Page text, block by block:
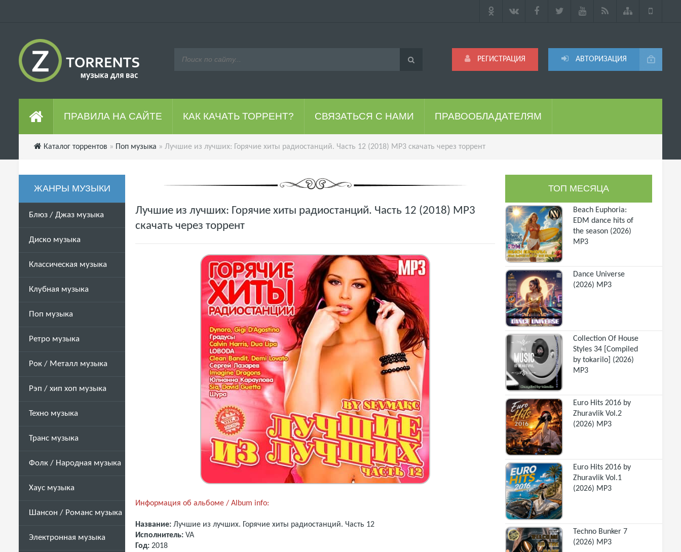
АВТОРИЗАЦИЯ
РЕГИСТРАЦИЯ
ПРАВИЛА НА САЙТЕ КАК КАЧАТЬ ТОРРЕНТ? СВЯЗАТЬСЯ С НАМИ ПРАВООБЛАДАТЕЛЯМ
Каталог торрентов » Поп музыка » Лучшие из лучших: Горячие хиты радиостанций. Часть 12 (2018) MP3 скачать через торрент
ЖАНРЫ МУЗЫКИ
Блюз / Джаз музыка
Диско музыка
Классическая музыка
Клубная музыка
Поп музыка
Ретро музыка
Рок / Металл музыка
Рэп / хип хоп музыка
Техно музыка
Транс музыка
Фолк / Народная музыка
Хаус музыка
Шансон / Романс музыка
Электронная музыка
Лучшие из лучших: Горячие хиты радиостанций. Часть 12 (2018) MP3
скачать через торрент
Информация об альбоме / Album info:
Название: Лучшие из лучших. Горячие хиты радиостанций. Часть 12
Исполнитель: VA
Год: 2018
ТОП МЕСЯЦА
Beach Euphoria:
EDM dance hits of
the season (2026)
MP3
Dance Universe
(2026) MP3
Collection Of House
Styles 34 [Compiled
by tokarilo] (2026)
MP3
Euro Hits 2016 by
Zhuravlik Vol.2
(2026) MP3
Euro Hits 2016 by
Zhuravlik Vol.1
(2026) MP3
Techno Bunker 7
(2026) MP3